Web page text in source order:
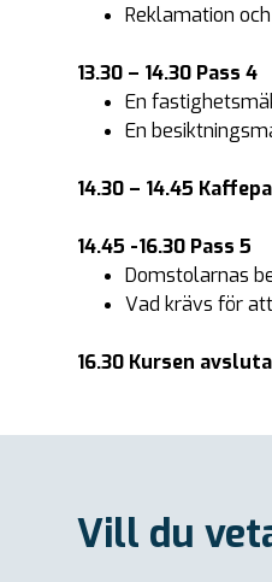
Reklamation
13.30 – 14.30 Pass 4
En
En
14.30 – 14.45
14.45 -16.30 Pass 5
Domstolarnas
Vad krävs för
16.30 Kursen
Vill du